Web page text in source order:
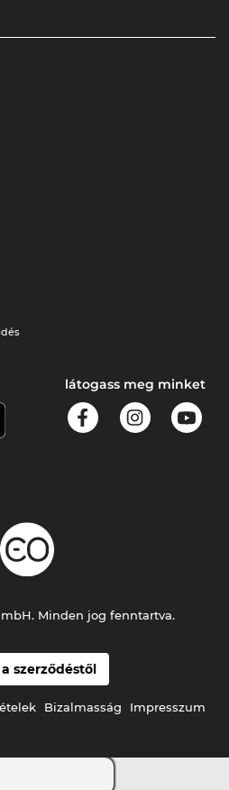
látogass meg minket
szerződéstől
Bizalmasság Impresszum
Minden jog fenntartva.